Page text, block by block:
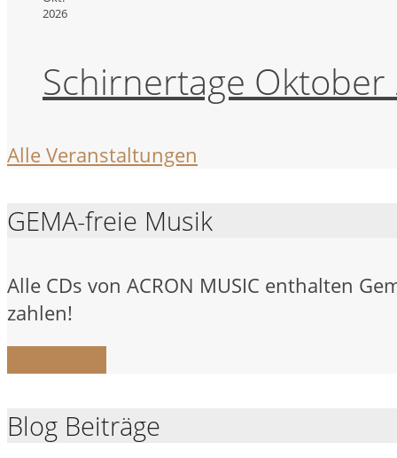
2026
Schirnertage
Alle Veranstaltungen
GEMA-freie Musik
Alle CDs von ACRON MUSIC enthalten
zahlen!
Blog Beiträge